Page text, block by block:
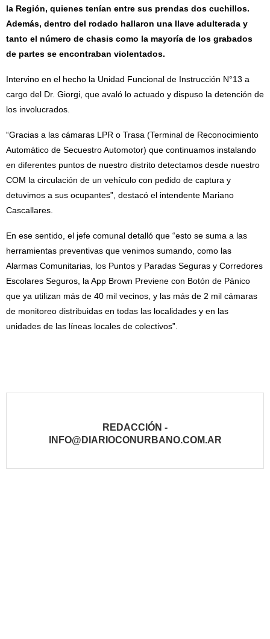
la Región, quienes tenían entre sus prendas dos cuchillos.
Además, dentro del rodado hallaron una llave adulterada y
tanto el número de chasis como la mayoría de los grabados
de partes se encontraban violentados.
Intervino en el hecho la Unidad Funcional de Instrucción N°13 a
cargo del Dr. Giorgi, que avaló lo actuado y dispuso la detención de
los involucrados.
“Gracias a las cámaras LPR o Trasa (Terminal de Reconocimiento
Automático de Secuestro Automotor) que continuamos instalando
en diferentes puntos de nuestro distrito detectamos desde nuestro
COM la circulación de un vehículo con pedido de captura y
detuvimos a sus ocupantes”, destacó el intendente Mariano
Cascallares.
En ese sentido, el jefe comunal detalló que “esto se suma a las
herramientas preventivas que venimos sumando, como las
Alarmas Comunitarias, los Puntos y Paradas Seguras y Corredores
Escolares Seguros, la App Brown Previene con Botón de Pánico
que ya utilizan más de 40 mil vecinos, y las más de 2 mil cámaras
de monitoreo distribuidas en todas las localidades y en las
unidades de las líneas locales de colectivos”.
REDACCIÓN -
INFO@DIARIOCONURBANO.COM.AR